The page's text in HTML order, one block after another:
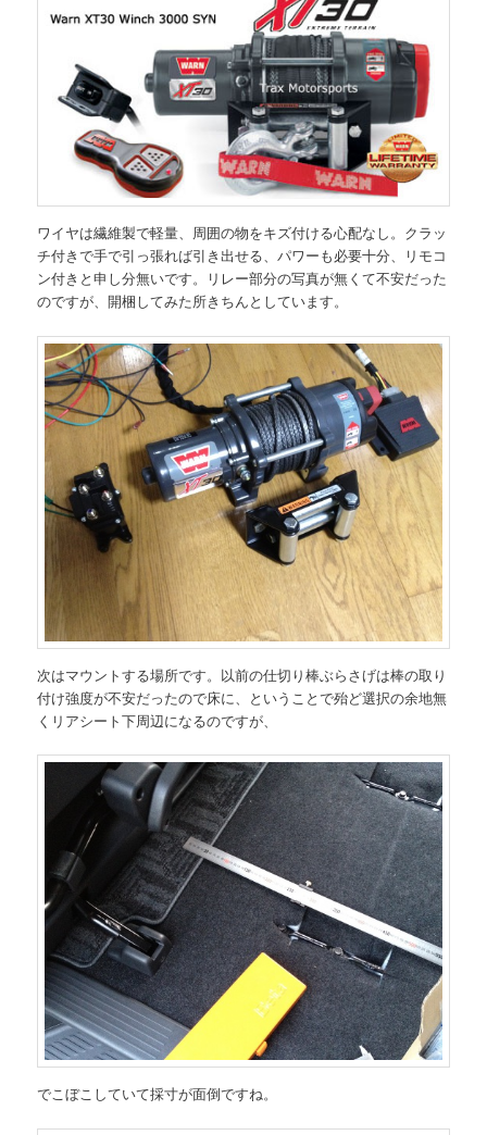
ワイヤは繊維製で軽量、周囲の物をキズ付ける心配なし。クラッ
チ付きで手で引っ張れば引き出せる、パワーも必要十分、リモコ
ン付きと申し分無いです。リレー部分の写真が無くて不安だった
のですが、開梱してみた所きちんとしています。
次はマウントする場所です。以前の仕切り棒ぶらさげは棒の取り
付け強度が不安だったので床に、ということで殆ど選択の余地無
くリアシート下周辺になるのですが、
でこぼこしていて採寸が面倒ですね。